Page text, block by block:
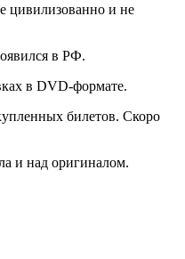
цивилизованно и не
в РФ.
в DVD-формате.
билетов. Скоро
и над оригиналом.